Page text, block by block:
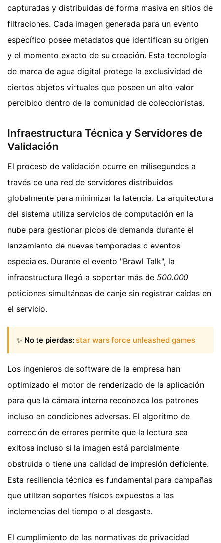
capturadas y distribuidas de forma masiva en sitios de
filtraciones. Cada imagen generada para un evento
específico posee metadatos que identifican su origen
y el momento exacto de su creación. Esta tecnología
de marca de agua digital protege la exclusividad de
ciertos objetos virtuales que poseen un alto valor
percibido dentro de la comunidad de coleccionistas.
Infraestructura Técnica y Servidores de
Validación
El proceso de validación ocurre en milisegundos a
través de una red de servidores distribuidos
globalmente para minimizar la latencia. La arquitectura
del sistema utiliza servicios de computación en la
nube para gestionar picos de demanda durante el
lanzamiento de nuevas temporadas o eventos
especiales. Durante el evento "Brawl Talk", la
infraestructura llegó a soportar más de 500.000
peticiones simultáneas de canje sin registrar caídas en
el servicio.
✨ No te pierdas: star wars force unleashed games
Los ingenieros de software de la empresa han
optimizado el motor de renderizado de la aplicación
para que la cámara interna reconozca los patrones
incluso en condiciones adversas. El algoritmo de
corrección de errores permite que la lectura sea
exitosa incluso si la imagen está parcialmente
obstruida o tiene una calidad de impresión deficiente.
Esta resiliencia técnica es fundamental para campañas
que utilizan soportes físicos expuestos a las
inclemencias del tiempo o al desgaste.
El cumplimiento de las normativas de privacidad